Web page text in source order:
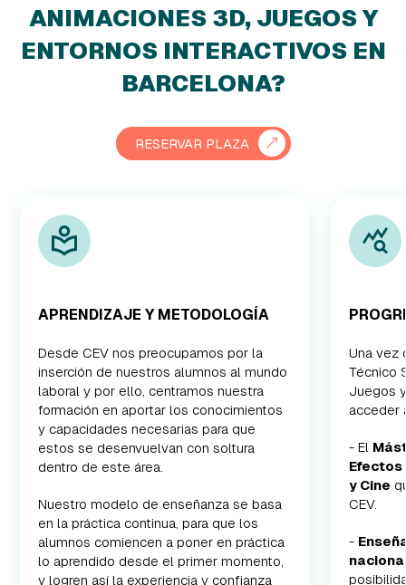
ANIMACIONES 3D, JUEGOS Y
ENTORNOS INTERACTIVOS EN
BARCELONA?
RESERVAR PLAZA
APRENDIZAJE Y METODOLOGÍA
Desde CEV nos preocupamos por la
inserción de nuestros alumnos al mundo
laboral y por ello, centramos nuestra
formación en aportar los conocimientos
y capacidades necesarias para que
estos se desenvuelvan con soltura
dentro de este área.
Nuestro modelo de enseñanza se basa
en la práctica continua, para que los
alumnos comiencen a poner en práctica
lo aprendido desde el primer momento,
y logren así la experiencia y confianza
Una vez
Técnico
Juegos
acceder
- El
Efectos
y Cine
CEV.
-